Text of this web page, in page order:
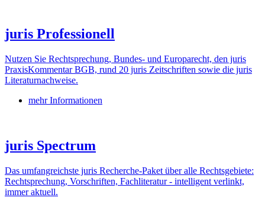
juris Professionell
Nutzen Sie Rechtsprechung, Bundes- und Europarecht, den juris
PraxisKommentar BGB, rund 20 juris Zeitschriften sowie die juris
Literaturnachweise.
mehr Informationen
juris Spectrum
Das umfangreichste juris Recherche-Paket über alle Rechtsgebiete:
Rechtsprechung, Vorschriften, Fachliteratur - intelligent verlinkt,
immer aktuell.